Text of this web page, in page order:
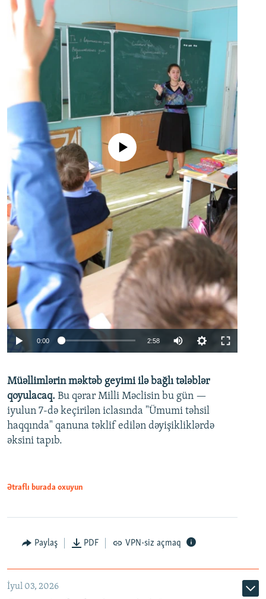
Auto 240p 360p 480p
720p 1080p
No media source currently available
0:00 2:58
360p
480p
720p
Müəllimlərin məktəb geyimi ilə bağlı tələblər
qoyulacaq. Bu qərar Milli Məclisin bu gün —
iyulun 7-də keçirilən iclasında "Ümumi təhsil
haqqında" qanuna təklif edilən dəyişikliklərdə
əksini tapıb.
Ətraflı burada oxuyun
Paylaş PDF VPN-siz açmaq
İyul 03, 2026